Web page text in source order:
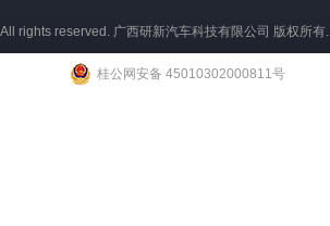
All rights reserved. 广西研新汽车科技有限公司 版权所有.
桂公网安备 45010302000811号